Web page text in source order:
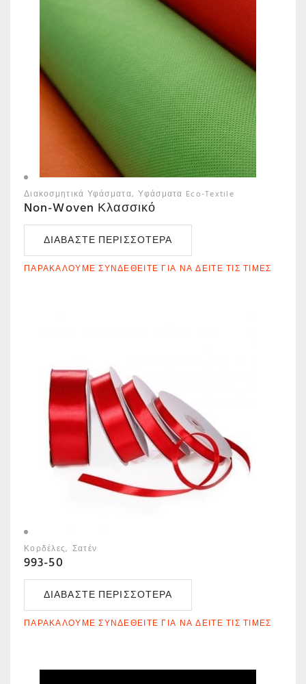
Διακοσμητικά Υφάσματα Υφάσματα Eco-Textile
Non-Woven Κλασσικό
ΔΙΑΒΆΣΤΕ ΠΕΡΙΣΣΌΤΕΡΑ
ΠΑΡΑΚΑΛΟΎΜΕ ΣΥΝΔΕΘΕΊΤΕ ΓΙΑ ΝΑ ΔΕΊΤΕ ΤΙΣ ΤΙΜΈΣ
Κορδέλες Σατέν
993-50
ΔΙΑΒΆΣΤΕ ΠΕΡΙΣΣΌΤΕΡΑ
ΠΑΡΑΚΑΛΟΎΜΕ ΣΥΝΔΕΘΕΊΤΕ ΓΙΑ ΝΑ ΔΕΊΤΕ ΤΙΣ ΤΙΜΈΣ